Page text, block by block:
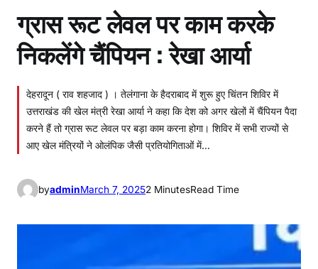
ग्रास रूट लेवल पर काम करके
निकलेंगे चैंपियन : रेखा आर्या
देहरादून ( राव शहजाद ) । तेलंगाना के हैदराबाद में शुरू हुए चिंतन शिविर में
उत्तराखंड की खेल मंत्री रेखा आर्या ने कहा कि देश को अगर खेलों में चैंपियन पैदा
करने हैं तो ग्रास रूट लेवल पर बड़ा काम करना होगा। शिविर में सभी राज्यों से
आए खेल मंत्रियों ने ओलंपिक जैसी प्रतियोगिताओं में…
byadminMarch 7, 20252 MinutesRead Time